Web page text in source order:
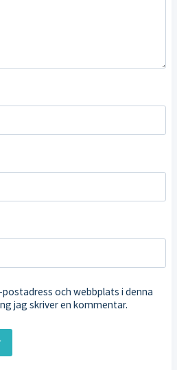
och webbplats i denna
jag skriver en kommentar.